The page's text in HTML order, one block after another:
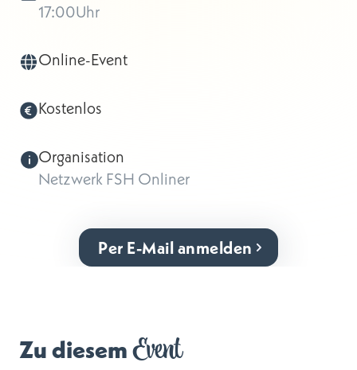
17:00Uhr
Online-Event
Kostenlos
Organisation
Netzwerk FSH Onliner
Per E-Mail anmelden
Zu diesemEvent